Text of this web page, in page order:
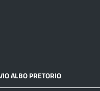
ALBO PRETORIO